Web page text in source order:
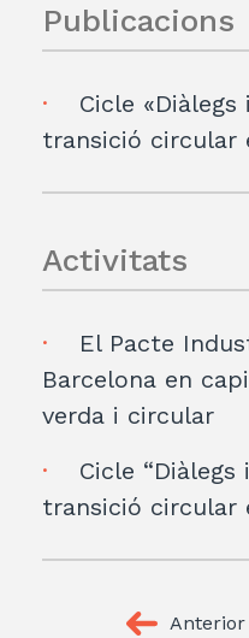
Publicacions
Cicle
transició circular
Activitats
El Pacte
Barcelona en
verda i circular
Cicle
transició circular
Anterior